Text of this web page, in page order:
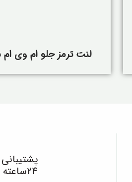
لنت ترمز جلو ام وی ام 315
پشتیبانی
24ساعته